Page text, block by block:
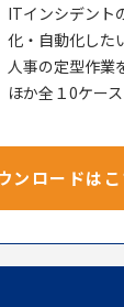
ITインシデント
化・自動化した
人事の定型作業
ほか全１0ケース
ンロードはこ